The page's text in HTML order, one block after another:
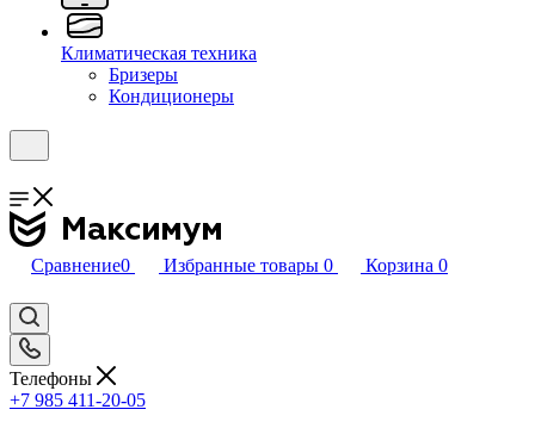
Климатическая техника
Бризеры
Кондиционеры
Сравнение0 Избранные товары 0 Корзина 0
Телефоны
+7 985 411-20-05